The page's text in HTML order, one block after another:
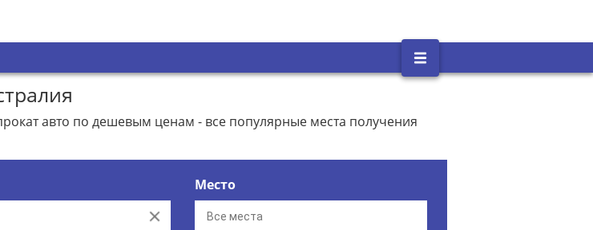
авто по дешевым ценам - все популярные места получения
Clear
Место